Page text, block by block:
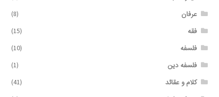
عرفان (8)
فقه (15)
فلسفه (10)
فلسفه دین (1)
کلام و عقائد (41)